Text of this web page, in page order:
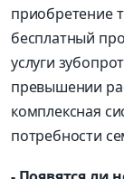
приобретение
бесплатный
услуги
превышении
комплексная
потребности